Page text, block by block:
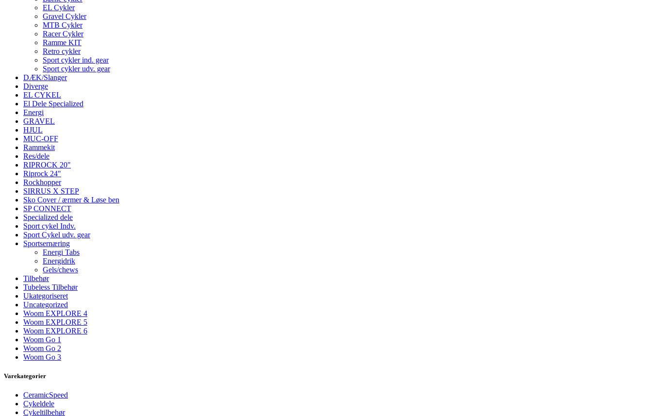
EL Cykler
Gravel Cykler
MTB Cykler
Racer Cykler
Ramme KIT
Retro cykler
Sport cykler ind. gear
Sport cykler udv. gear
DÆK/Slanger
Diverge
EL CYKEL
El Dele Specialized
Energi
GRAVEL
HJUL
MUC-OFF
Rammekit
Res/dele
RIPROCK 20"
Riprock 24"
Rockhopper
SIRRUS X STEP
Sko Cover / ærmer & Løse ben
SP CONNECT
Specialized dele
Sport cykel Indv.
Sport Cykel udv. gear
Sportsernæring
Energi Tabs
Energidrik
Gels/chews
Tilbehør
Tubeless Tilbehør
Ukategoriseret
Uncategorized
Woom EXPLORE 4
Woom EXPLORE 5
Woom EXPLORE 6
Woom Go 1
Woom Go 2
Woom Go 3
Varekategorier
CeramicSpeed
Cykeldele
Cykeltilbehør